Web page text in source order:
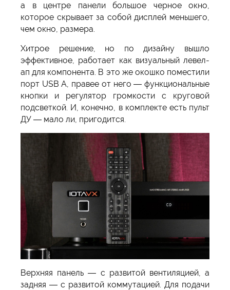
а в центре панели большое черное окно,
которое скрывает за собой дисплей меньшего,
чем окно, размера.
Хитрое решение, но по дизайну вышло
эффективное, работает как визуальный левел-
ап для компонента. В это же окошко поместили
порт USB A, правее от него — функциональные
кнопки и регулятор громкости с круговой
подсветкой. И, конечно, в комплекте есть пульт
ДУ — мало ли, пригодится.
Верхняя панель — с развитой вентиляцией, а
задняя — с развитой коммутацией. Для подачи